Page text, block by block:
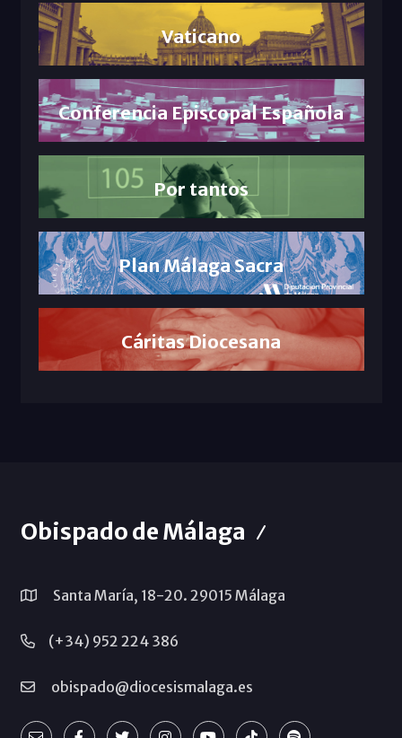
Vaticano
Conferencia Episcopal Española
Por tantos
Plan Málaga Sacra
Cáritas Diocesana
Obispado de Málaga
Santa María, 18-20. 29015 Málaga
(+34) 952 224 386
obispado@diocesismalaga.es